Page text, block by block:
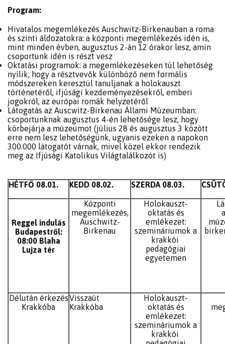
Program:
Hivatalos megemlékezés Auschwitz-Birkenauban a roma
és szinti áldozatokra: a központi megemlékezés idén is,
mint minden évben, augusztus 2-án 12 órakor lesz, amin
csoportunk idén is részt vesz
Oktatási programok: a megemlékezéseken túl lehetőség
nyílik, hogy a résztvevők különböző nem formális
módszereken keresztül tanuljanak a holokauszt
történetéről, ifjúsági kezdeményezésekről, emberi
jogokról, az európai romák helyzetéről
Látogatás az Auscwitz-Birkenau Állami Múzeumban:
csoportunknak augusztus 4-én lehetősége lesz, hogy
körbejárja a múzeumot (július 28 és augusztus 3 között
erre nem lesz lehetőségünk, ugyanis ezeken a napokon
300.000 látogatót várnak, mivel közel ekkor rendezik
meg az Ifjúsági Katolikus Világtalálkozót is)
HÉTFŐ 08.01. KEDD 08.02. SZERDA 08.03.
Reggel indulás
Budapestről:
08:00 Blaha
Lujza tér
Központi
megemlékezés,
Auschwitz-
Birkenau
Holokauszt-
oktatás és
emlékezet:
szemináriumok a
krakkói
pedagógiai
egyetemen
Délután érkezés
Krakkóba
Visszaút
Krakkóba
Holokauszt-
oktatás és
emlékezet:
szemináriumok a
krakkói